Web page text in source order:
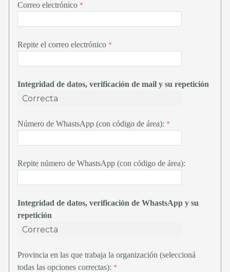
Correo electrónico
Repite el correo electrónico
Integridad de datos, verificación de mail y su repetición
Número de WhastsApp (con código de área):
Repite número de WhastsApp (con código de área):
Integridad de datos, verificación de WhastsApp y su
repetición
Provincia en las que trabaja la organización (seleccioná
todas las opciones correctas):